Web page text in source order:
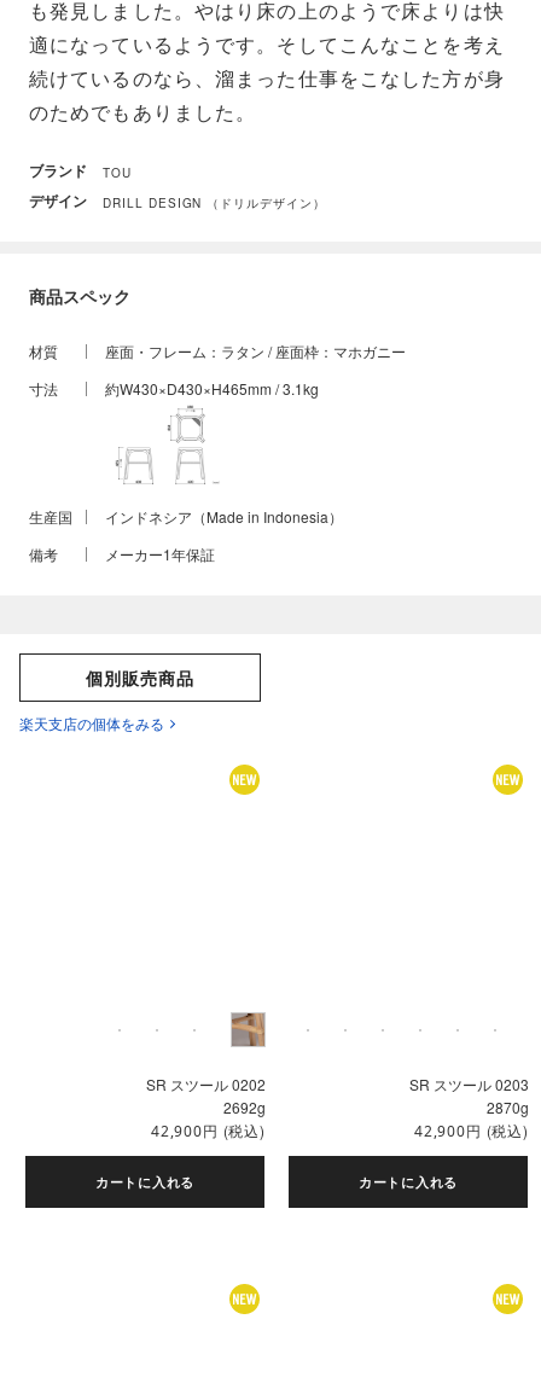
も発見しました。やはり床の上のようで床よりは快
適になっているようです。そしてこんなことを考え
続けているのなら、溜まった仕事をこなした方が身
のためでもありました。
ブランド TOU
デザイン DRILL DESIGN （ドリルデザイン）
商品スペック
材質
座面・フレーム：ラタン / 座面枠：マホガニー
寸法
約W430×D430×H465mm / 3.1kg
生産国
インドネシア（Made in Indonesia）
備考
メーカー1年保証
個別販売商品
楽天支店の個体をみる
SR スツール 0202
2692g
42,900円 (税込)
カートに入れる
SR スツール 0203
2870g
42,900円 (税込)
カートに入れる